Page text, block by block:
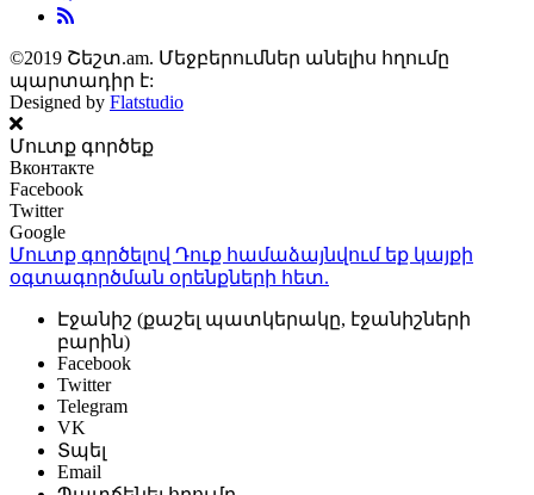
©2019 Շեշտ.am. Մեջբերումներ անելիս հղումը
պարտադիր է:
Designed by Flatstudio
Մուտք գործեք
Вконтакте
Facebook
Twitter
Google
Մուտք գործելով Դուք համաձայնվում եք կայքի
օգտագործման օրենքների հետ.
Էջանիշ (քաշել պատկերակը, էջանիշների
բարին)
Facebook
Twitter
Telegram
VK
Տպել
Email